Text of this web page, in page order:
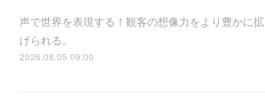
声で世界を表現する！観客の想像力をより豊かに拡
げられる。
2026.08.05 09:00